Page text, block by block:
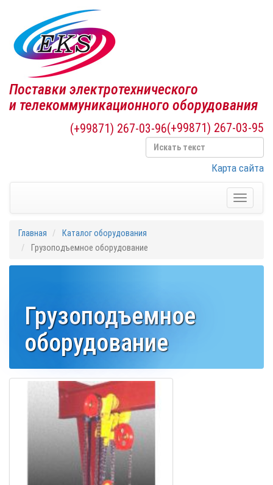
Поставки электротехнического
и телекоммуникационного оборудования
(+99871) 267-03-95
(+99871) 267-03-96
Карта сайта
Toggle
Главная
Каталог оборудования
Грузоподъемное оборудование
Грузоподъемное
оборудование